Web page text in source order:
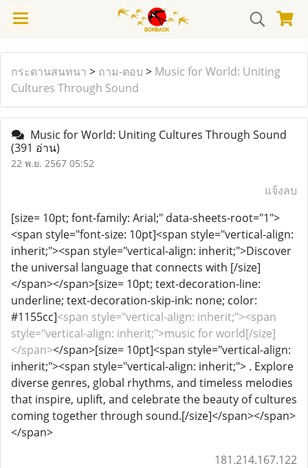
กระดานสนทนา > ถาม-ตอบ > Music for World: Uniting
Cultures Through Sound
Music for World: Uniting Cultures Through Sound
(391 อ่าน)
22 พ.ย. 2567 05:52
แจ้งลบ
[size= 10pt; font-family: Arial;" data-sheets-root="1">
<span style="font-size: 10pt]<span style="vertical-align:
inherit;"><span style="vertical-align: inherit;">Discover
the universal language that connects with [/size]
</span></span>[size= 10pt; text-decoration-line:
underline; text-decoration-skip-ink: none; color:
#1155cc]<span style="vertical-align: inherit;"><span
style="vertical-align: inherit;">music for world[/size]
</span></span>[size= 10pt]<span style="vertical-align:
inherit;"><span style="vertical-align: inherit;"> . Explore
diverse genres, global rhythms, and timeless melodies
that inspire, uplift, and celebrate the beauty of cultures
coming together through sound.[/size]</span></span>
</span>
181.214.167.122